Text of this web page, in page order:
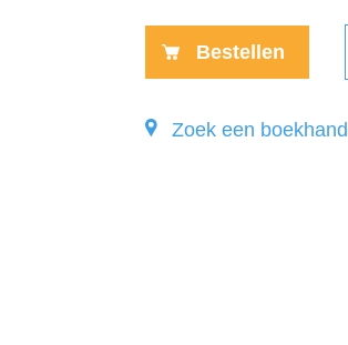
Bestellen
Zoek een